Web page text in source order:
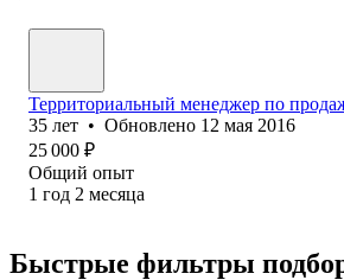
Территориальный менеджер по
35 лет • Обновлено 12 мая 2016
25 000 ₽
Общий опыт
1 год 2 месяца
Быстрые фильтры